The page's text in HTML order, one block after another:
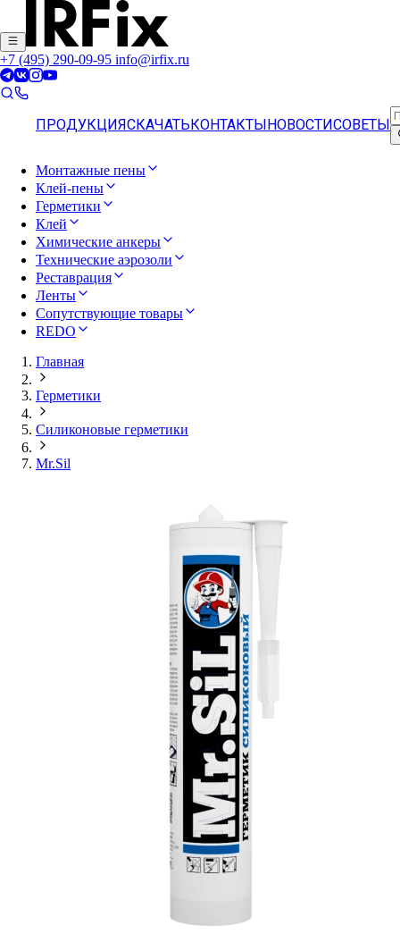
+7 (495) 290-09-95 info@irfix.ru
ПРОДУКЦИЯСКАЧАТЬКОНТАКТЫ НОВОСТИСОВЕТЫ
Монтажные пены
Клей-пены
Герметики
Клей
Химические анкеры
Технические аэрозоли
Реставрация
Ленты
Сопутствующие товары
REDO
Главная
Герметики
Силиконовые герметики
Mr.Sil